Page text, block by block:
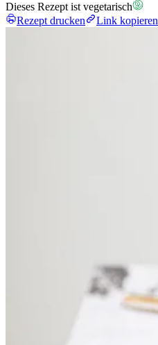
Dieses Rezept ist vegetarisch
Rezept drucken
Link kopieren